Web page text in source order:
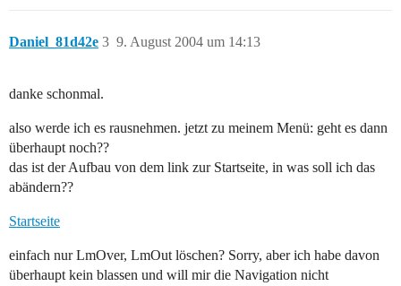
Daniel_81d42e 9. August 2004 um 14:13
3
danke schonmal.
also werde ich es rausnehmen. jetzt zu meinem Menü: geht es dann
überhaupt noch??
das ist der Aufbau von dem link zur Startseite, in was soll ich das
abändern??
Startseite
einfach nur LmOver, LmOut löschen? Sorry, aber ich habe davon
überhaupt kein blassen und will mir die Navigation nicht